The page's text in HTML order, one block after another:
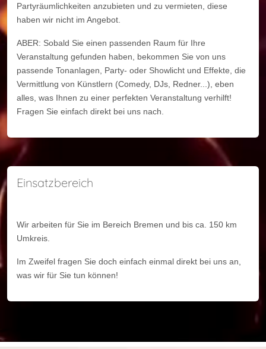
Partyräumlichkeiten anzubieten und zu vermieten, diese
haben wir nicht im Angebot.
ABER: Sobald Sie einen passenden Raum für Ihre
Veranstaltung gefunden haben, bekommen Sie von uns
passende Tonanlagen, Party- oder Showlicht und Effekte, die
Vermittlung von Künstlern (Comedy, DJs, Redner...), eben
alles, was Ihnen zu einer perfekten Veranstaltung verhilft!
Fragen Sie einfach direkt bei uns nach.
Einsatzbereich
Wir arbeiten für Sie im Bereich Bremen und bis ca. 150 km
Umkreis.
Im Zweifel fragen Sie doch einfach einmal direkt bei uns an,
was wir für Sie tun können!